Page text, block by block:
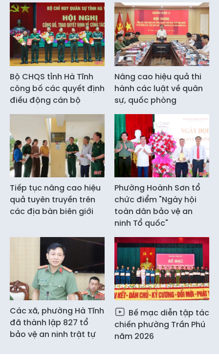
Bộ CHQS tỉnh Hà Tĩnh
công bố các quyết định
điều động cán bộ
Nâng cao hiệu quả thi
hành các luật về quân
sự, quốc phòng
Tiếp tục nâng cao hiệu
quả tuyên truyền trên
các địa bàn biên giới
Phường Hoành Sơn tổ
chức điểm "Ngày hội
toàn dân bảo vệ an
ninh Tổ quốc"
Các xã, phường Hà Tĩnh
đã thành lập 827 tổ
bảo vệ an ninh trật tự
Bế mạc diễn tập tác
chiến phường Trần Phú
năm 2026